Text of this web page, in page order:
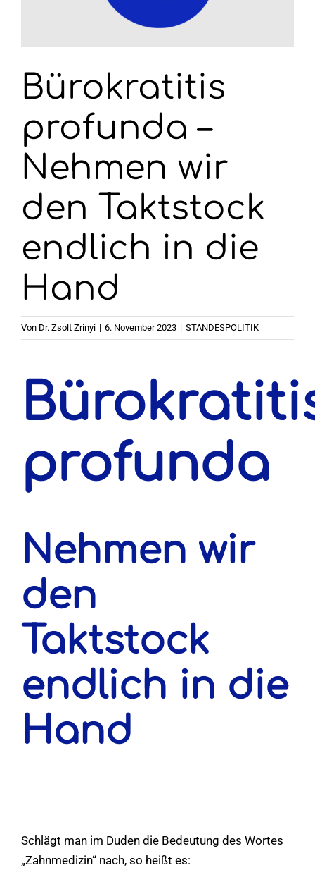
Bürokratitis
profunda –
Nehmen wir
den Taktstock
endlich in die
Hand
Von Dr. Zsolt Zrinyi | 6. November 2023 | STANDESPOLITIK
profunda
Nehmen wir
den
Taktstock
endlich in die
Hand
Schlägt man im Duden die Bedeutung des Wortes
„Zahnmedizin“ nach, so heißt es: